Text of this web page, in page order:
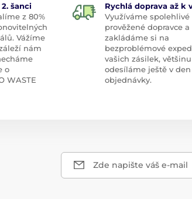
šanci
z 80%
Vážíme
nám
o
WASTE
Rychlá doprava až k
Využíváme spolehlivé
prověžené dopravce a
zakládáme si na
bezproblémové
vašich zásilek,
odesíláme ještě v den
objednávky.
Zde napište váš e-mail